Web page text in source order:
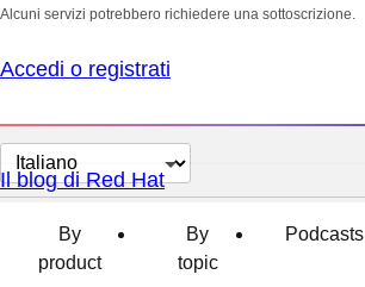
Alcuni servizi potrebbero richiedere una sottoscrizione.
Accedi o registrati
Cambia
lingua
Il blog di Red Hat
By
product
By
topic
Podcasts